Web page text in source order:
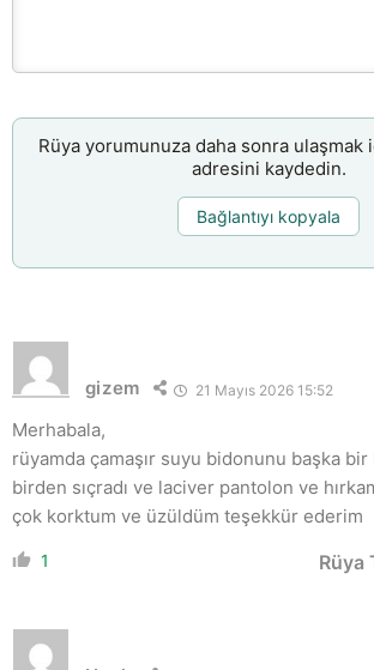
Rüya yorumunuza daha sonra ulaşmak
adresini kaydedin.
Bağlantıyı kopyala
gizem 21 Mayıs 2026 15:52
Merhabala,
rüyamda çamaşır suyu bidonunu başka bir
birden sıçradı ve laciver pantolon ve
çok korktum ve üzüldüm teşekkür ederim
1 Rüya